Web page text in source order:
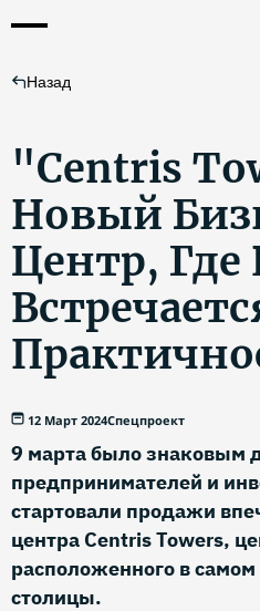
Назад
"Centris
Новый
Центр,
12 Март 2024Спецпроект
9 марта было знаковым
предпринимателей и
стартовали продажи
центра Centris Towers,
расположенного в
столицы.